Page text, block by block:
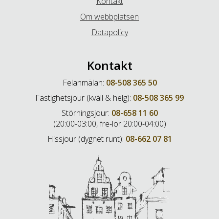
är inloggad på din bank.
Använd den senaste versionen
För att du ska kunna logga in med BankID måste det
den senaste versionen installerad. Du kan testa ditt
BankID via följande länk: https://test.bankid.com/
Kontakta din bank om du får ett felmeddelande.
Om webbplatsen
Datapolicy
Kontakt
Felanmälan: 08-508 365 50
Fastighetsjour (kväll & helg): 08-508 365 99
Störningsjour: 08-658 11 60
(20:00-03:00, fre-lör 20:00-04:00)
Hissjour (dygnet runt): 08-662 07 81